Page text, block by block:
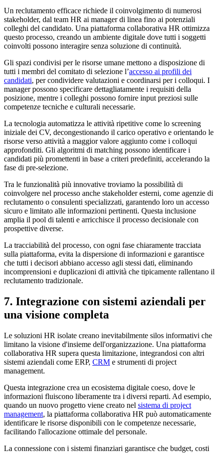
Un reclutamento efficace richiede il coinvolgimento di numerosi
stakeholder, dal team HR ai manager di linea fino ai potenziali
colleghi del candidato. Una piattaforma collaborativa HR ottimizza
questo processo, creando un ambiente digitale dove tutti i soggetti
coinvolti possono interagire senza soluzione di continuità.
Gli spazi condivisi per le risorse umane mettono a disposizione di
tutti i membri del comitato di selezione l’accesso ai profili dei
candidati, per condividere valutazioni e coordinarsi per i colloqui. I
manager possono specificare dettagliatamente i requisiti della
posizione, mentre i colleghi possono fornire input preziosi sulle
competenze tecniche e culturali necessarie.
La tecnologia automatizza le attività ripetitive come lo screening
iniziale dei CV, decongestionando il carico operativo e orientando le
risorse verso attività a maggior valore aggiunto come i colloqui
approfonditi. Gli algoritmi di matching possono identificare i
candidati più promettenti in base a criteri predefiniti, accelerando la
fase di pre-selezione.
Tra le funzionalità più innovative troviamo la possibilità di
coinvolgere nel processo anche stakeholder esterni, come agenzie di
reclutamento o consulenti specializzati, garantendo loro un accesso
sicuro e limitato alle informazioni pertinenti. Questa inclusione
amplia il pool di talenti e arricchisce il processo decisionale con
prospettive diverse.
La tracciabilità del processo, con ogni fase chiaramente tracciata
sulla piattaforma, evita la dispersione di informazioni e garantisce
che tutti i decisori abbiano accesso agli stessi dati, eliminando
incomprensioni e duplicazioni di attività che tipicamente rallentano il
reclutamento tradizionale.
7. Integrazione con sistemi aziendali per
una visione completa
Le soluzioni HR isolate creano inevitabilmente silos informativi che
limitano la visione d'insieme dell'organizzazione. Una piattaforma
collaborativa HR supera questa limitazione, integrandosi con altri
sistemi aziendali come ERP, CRM e strumenti di project
management.
Questa integrazione crea un ecosistema digitale coeso, dove le
informazioni fluiscono liberamente tra i diversi reparti. Ad esempio,
quando un nuovo progetto viene creato nel sistema di project
management, la piattaforma collaborativa HR può automaticamente
identificare le risorse disponibili con le competenze necessarie,
facilitando l'allocazione ottimale del personale.
La connessione con i sistemi finanziari garantisce che budget, costi